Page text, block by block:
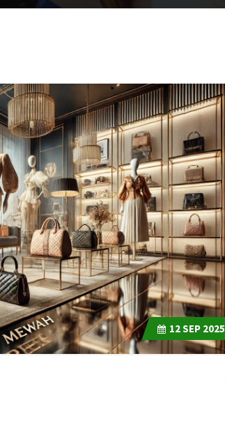
12SEP 2025